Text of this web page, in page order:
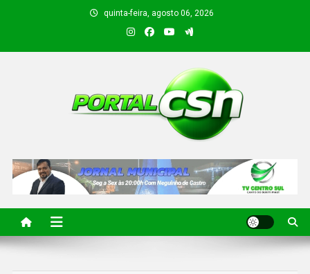
quinta-feira, agosto 06, 2026
PORTAL CSN